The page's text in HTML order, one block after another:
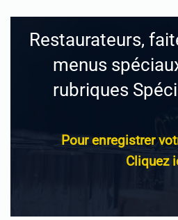
Restaurateurs,
menus
rubriques
Pour enregistrer
Cliquez